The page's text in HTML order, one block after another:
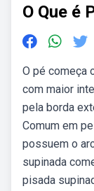
O Que é
O pé começa
com maior
pela borda
Comum em
possuem o
supinada
pisada